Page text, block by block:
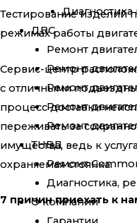
ДВС
Ремонт
Ремонт
Ремонт
Ремонт
Ремонт
ТНВД
Ремонт
Диагностика,
О компании
Тестирование изделий
режимах работы
Сервис-центр
с отличными
процесс доставки
переживать за
имущества, ведь к
охраняемая стоянка.
7 причин приехать к